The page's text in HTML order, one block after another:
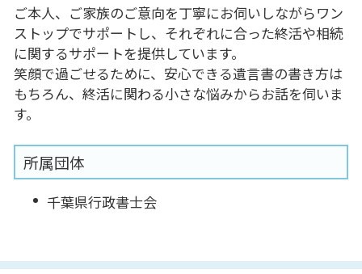
ご本人、ご家族のご意向を丁寧にお伺いしながらワン
ストップでサポートし、それぞれに合った終活や相続
に関するサポートを提供しています。
笑顔で過ごせるために、安心できる遺言書の書き方は
もちろん、終活に関わる小さな悩みからお話を伺いま
す。
所属団体
千葉県行政書士会